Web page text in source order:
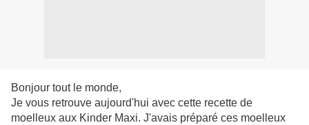
Bonjour tout le monde,
Je vous retrouve aujourd'hui avec cette recette de
moelleux aux Kinder Maxi. J'avais préparé ces moelleux